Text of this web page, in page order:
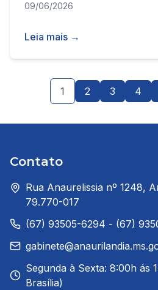
09/06/2026
Leia mais →
1 2 3 4
Contato
Rua Anaurelissia nº 1248,
79.770-017
(67) 93505-6294 - (67)
Segunda à Sexta: 8:00h ás
Brasília)